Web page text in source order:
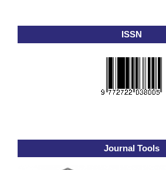
ISSN
Journal Tools